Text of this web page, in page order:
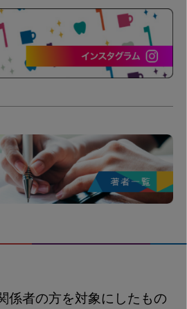
係者の方を対象にしたもの